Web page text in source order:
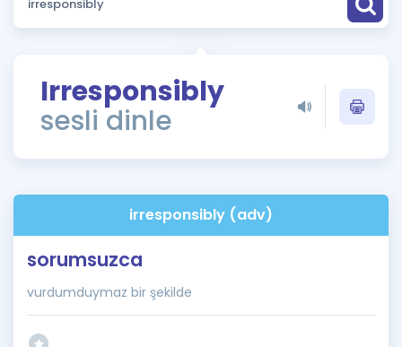
Puan Hesaplama
ÖSYM Sınav Takvimi
Kampanyalar
İngilizce Gramer
Irresponsibly
sesli dinle
irresponsibly (adv)
sorumsuzca
vurdumduymaz bir şekilde